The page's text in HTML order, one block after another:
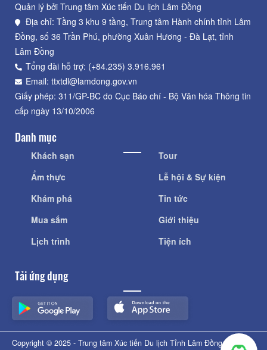
Quản lý bởi Trung tâm Xúc tiến Du lịch Lâm Đồng
Địa chỉ: Tầng 3 khu 9 tầng, Trung tâm Hành chính tỉnh Lâm
Đồng, số 36 Trần Phú, phường Xuân Hương - Đà Lạt, tỉnh
Lâm Đồng
Tổng đài hỗ trợ: (+84.235) 3.916.961
Email: ttxtdl@lamdong.gov.vn
Giấy phép: 311/GP-BC do Cục Báo chí - Bộ Văn hóa Thông tin
cấp ngày 13/10/2006
Danh mục
Khách sạn
Ẩm thực
Khám phá
Mua sắm
Lịch trình
Tour
Lễ hội & Sự kiện
Tin tức
Giới thiệu
Tiện ích
Tải ứng dụng
Copyright © 2025 - Trung tâm Xúc tiến Du lịch Tỉnh Lâm Đồng